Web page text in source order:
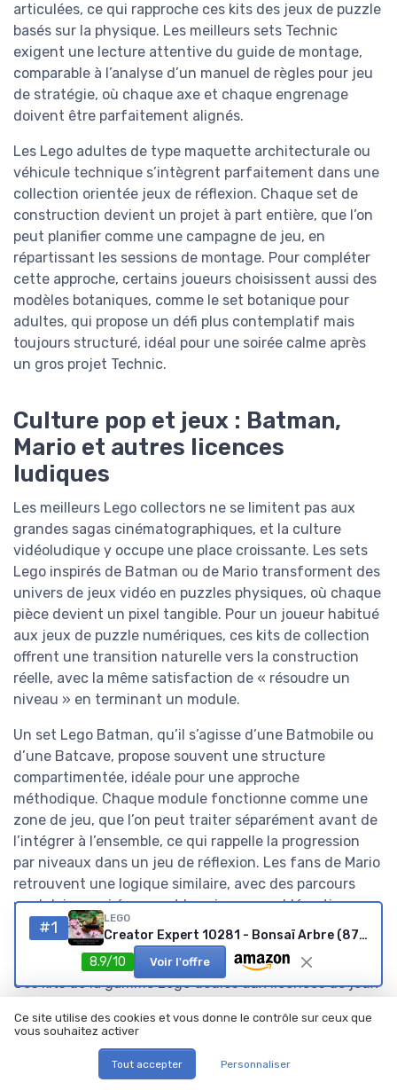
articulées, ce qui rapproche ces kits des jeux de puzzle
basés sur la physique. Les meilleurs sets Technic
exigent une lecture attentive du guide de montage,
comparable à l’analyse d’un manuel de règles pour jeu
de stratégie, où chaque axe et chaque engrenage
doivent être parfaitement alignés.
Les Lego adultes de type maquette architecturale ou
véhicule technique s’intègrent parfaitement dans une
collection orientée jeux de réflexion. Chaque set de
construction devient un projet à part entière, que l’on
peut planifier comme une campagne de jeu, en
répartissant les sessions de montage. Pour compléter
cette approche, certains joueurs choisissent aussi des
modèles botaniques, comme le set botanique pour
adultes, qui propose un défi plus contemplatif mais
toujours structuré, idéal pour une soirée calme après
un gros projet Technic.
Culture pop et jeux : Batman,
Mario et autres licences
ludiques
Les meilleurs Lego collectors ne se limitent pas aux
grandes sagas cinématographiques, et la culture
vidéoludique y occupe une place croissante. Les sets
Lego inspirés de Batman ou de Mario transforment des
univers de jeux vidéo en puzzles physiques, où chaque
pièce devient un pixel tangible. Pour un joueur habitué
aux jeux de puzzle numériques, ces kits de collection
offrent une transition naturelle vers la construction
réelle, avec la même satisfaction de « résoudre un
niveau » en terminant un module.
Un set Lego Batman, qu’il s’agisse d’une Batmobile ou
d’une Batcave, propose souvent une structure
compartimentée, idéale pour une approche
méthodique. Chaque module fonctionne comme une
zone de jeu, que l’on peut traiter séparément avant de
l’intégrer à l’ensemble, ce qui rappelle la progression
par niveaux dans un jeu de réflexion. Les fans de Mario
retrouvent une logique similaire, avec des parcours
modulaires qui évoquent les niveaux emblématiques
de la série, où l’on anticipe les obstacles comme on
anticipe les étapes de montage.
Ces kits de la gamme Lego dédiés aux licences de jeux
aiment analyser les systèmes. Les meilleurs Lego de ce
segment combinent fidélité visuelle, ingéniosité des
pièces et clarté du guide de montage, ce qui en fait
#1 LEGO
Creator Expert 10281 - Bonsaï Arbre (878 pièces) Nouveau 2021
8.9/10
Voir l'offre
Ce site utilise des cookies et vous donne le contrôle sur ceux que
vous souhaitez activer
Tout accepter Personnaliser